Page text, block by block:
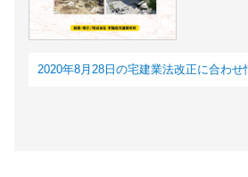
2020年8月28日の宅建業法改正に合わせ